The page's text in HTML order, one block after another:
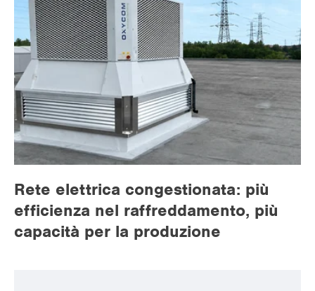
Rete elettrica congestionata: più
efficienza nel raffreddamento, più
capacità per la produzione